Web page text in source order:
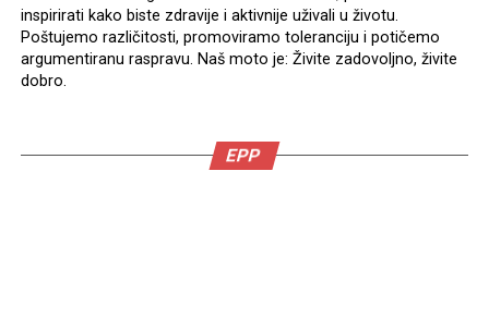
inspirirati kako biste zdravije i aktivnije uživali u životu.
Poštujemo različitosti, promoviramo toleranciju i potičemo
argumentiranu raspravu. Naš moto je: Živite zadovoljno, živite
dobro.
EPP